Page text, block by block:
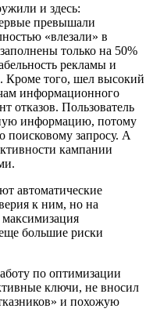
и здесь:
превышали
«влезали» в
только на 50%
рекламы и
Кроме того, шел высокий
информационного
отказов. Пользователь
информацию, потому
поисковому запросу. А
кампании
автоматические
к ним, но на
большие риски
по оптимизации
ключи, не вносил
и похожую